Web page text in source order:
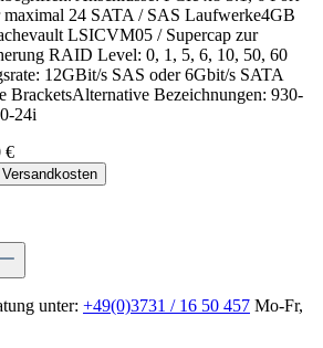
24 SATA / SAS Laufwerke4GB
LSICVM05 / Supercap zur
RAID Level: 0, 1, 5, 6, 10, 50, 60
12GBit/s SAS oder 6Gbit/s SATA
Bezeichnungen: 930-
24i
€
unter: +49(0)3731 / 16 50 457 Mo-Fr,